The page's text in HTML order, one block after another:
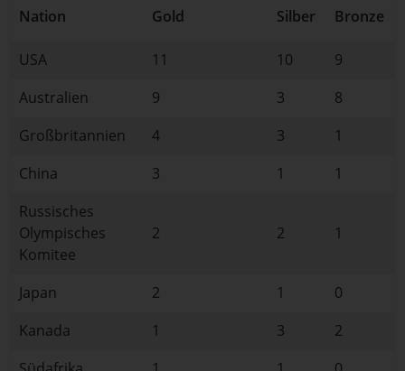
Nation Gold Silber Bronze
USA 11 10
9
Australien
9 3
8
Großbritannien
4 3
1
China
3 1
1
Russisches
Olympisches
Komitee
2 2 1
Japan 2 1
0
Kanada
1 3
2